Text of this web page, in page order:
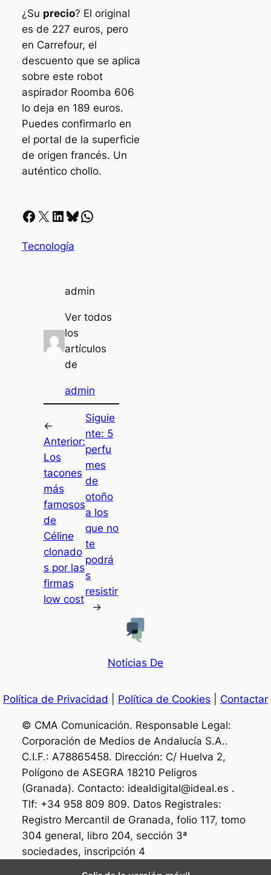
¿Su precio? El original
es de 227 euros, pero
en Carrefour, el
descuento que se aplica
sobre este robot
aspirador Roomba 606
lo deja en 189 euros.
Puedes confirmarlo en
el portal de la superficie
de origen francés. Un
auténtico chollo.
Facebook X LinkedIn Bluesky Whatsapp
Tecnología
admin
Ver todos
los
artículos
de
admin
←
Anterior:
Los
tacones
más
famosos
de
Céline
clonado
s por las
firmas
low cost
Siguie
nte: 5
perfu
mes
de
otoño
a los
que no
te
podrá
s
resistir
→
Noticias De
Política de Privacidad Política de Cookies Contactar
© CMA Comunicación. Responsable Legal:
Corporación de Medios de Andalucía S.A..
C.I.F.: A78865458. Dirección: C/ Huelva 2,
Polígono de ASEGRA 18210 Peligros
(Granada). Contacto: idealdigital@ideal.es .
Tlf: +34 958 809 809. Datos Registrales:
Registro Mercantil de Granada, folio 117, tomo
304 general, libro 204, sección 3ª
sociedades, inscripción 4